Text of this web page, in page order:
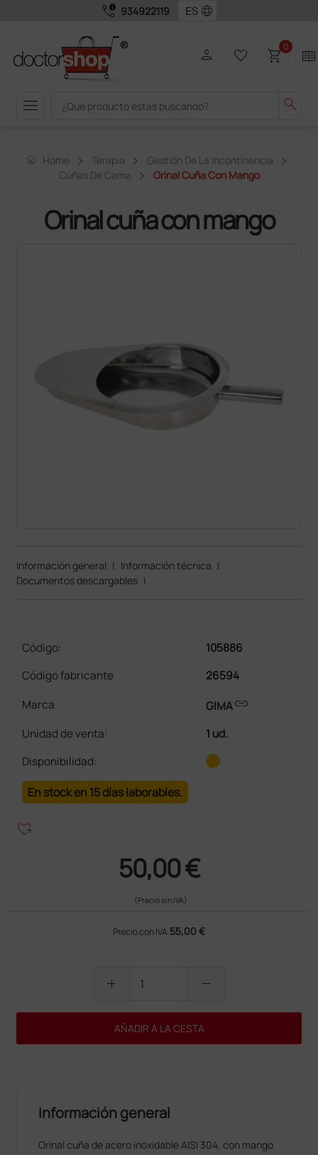
call_quality 934922119 language
menu search
person favorite_border shopping_cart0 two_pager
home Home Terapia
Gestión De La Incontinencia
Cuñas De Cama
Orinal Cuña Con Mango
Orinal cuña con mango
Información general | Información técnica |
Documentos descargables |
Código:
105886
Código fabricante
26594
Marca
GIMAlink
Unidad de venta:
1 ud.
Disponibilidad:
En stock en 15 días laborables.
heart_plus
50,00 €
(Precio sin IVA)
Precio con IVA 55,00 €
add remove
AÑADIR A LA CESTA
Información general
Orinal cuña de acero inoxidable AISI 304, con mango